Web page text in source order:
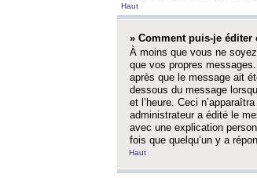
Haut
» Comment puis-je
À moins que vous ne
que vos propres
après que le message ait
dessous du message
et l’heure. Ceci
administrateur a édité le
avec une explication
fois que quelqu’un y a
Haut